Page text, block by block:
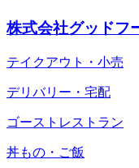
株式会社グッドフ
テイクアウト・小売
デリバリー・宅配
ゴーストレストラン
丼もの・ご飯